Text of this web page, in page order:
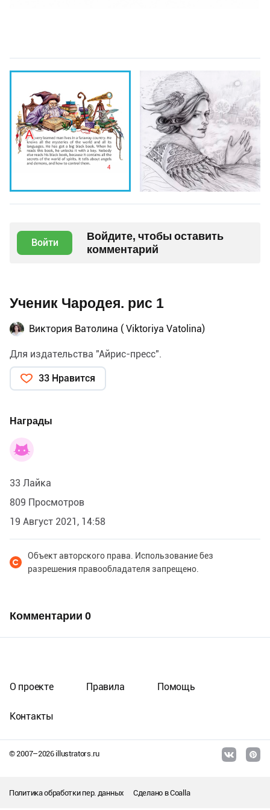
Войти
Войдите, чтобы оставить
комментарий
Ученик Чародея. рис 1
Виктория Ватолина ( Viktoriya Vatolina)
Для издательства "Айрис-пресс".
33 Нравится
Награды
33 Лайка
809 Просмотров
19 Август 2021, 14:58
Объект авторского права. Использование без
разрешения правообладателя запрещено.
Комментарии 0
© 2007–2026illustrators.ru
О проекте Правила Помощь
Контакты
Политика обработки пер. данных Сделано вCoalla